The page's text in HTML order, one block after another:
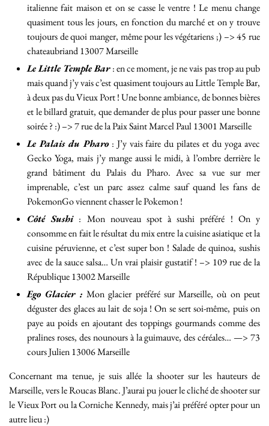
italienne fait maison et on se casse le ventre ! Le menu change
quasiment tous les jours, en fonction du marché et on y trouve
toujours de quoi manger, même pour les végétariens ;) –> 45 rue
chateaubriand 13007 Marseille
Le Little Temple Bar: en ce moment, je ne vais pas trop au pub
mais quand j’y vais c’est quasiment toujours au Little Temple Bar,
à deux pas du Vieux Port ! Une bonne ambiance, de bonnes bières
et le billard gratuit, que demander de plus pour passer une bonne
soirée ? :) –> 7 rue de la Paix Saint Marcel Paul 13001 Marseille
Le Palais du Pharo : J’y vais faire du pilates et du yoga avec
Gecko Yoga, mais j’y mange aussi le midi, à l’ombre derrière le
grand bâtiment du Palais du Pharo. Avec sa vue sur mer
imprenable, c’est un parc assez calme sauf quand les fans de
PokemonGo viennent chasser le Pokemon !
Côté Sushi: Mon nouveau spot à sushi préféré ! On y
consomme en fait le résultat du mix entre la cuisine asiatique et la
cuisine péruvienne, et c’est super bon ! Salade de quinoa, sushis
avec de la sauce salsa… Un vrai plaisir gustatif ! –> 109 rue de la
République 13002 Marseille
Ego Glacier : Mon glacier préféré sur Marseille, où on peut
déguster des glaces au lait de soja ! On se sert soi-même, puis on
paye au poids en ajoutant des toppings gourmands comme des
pralines roses, des nounours à la guimauve, des céréales… —> 73
cours Julien 13006 Marseille
Concernant ma tenue, je suis allée la shooter sur les hauteurs de
Marseille, vers le Roucas Blanc. J’aurai pu jouer le cliché de shooter sur
le Vieux Port ou la Corniche Kennedy, mais j’ai préféré opter pour un
autre lieu :)